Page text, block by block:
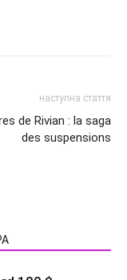
наступна стаття
de Rivian : la saga
des suspensions